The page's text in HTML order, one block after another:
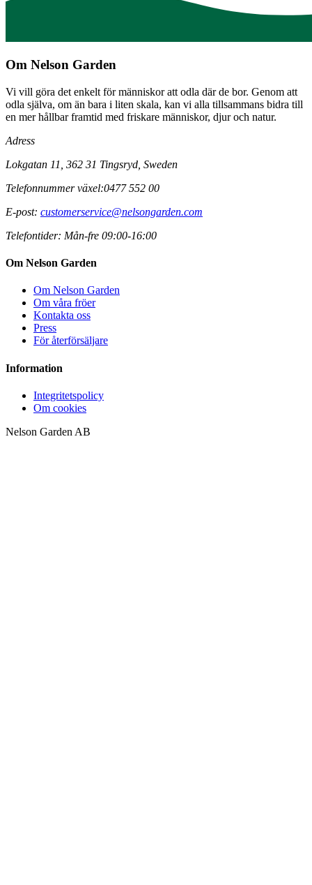
Om Nelson Garden
Vi vill göra det enkelt för människor att odla där de bor. Genom att
odla själva, om än bara i liten skala, kan vi alla tillsammans bidra till
en mer hållbar framtid med friskare människor, djur och natur.
Adress
Lokgatan 11, 362 31 Tingsryd, Sweden
Telefonnummer växel:0477 552 00
E-post: customerservice@nelsongarden.com
Telefontider: Mån-fre 09:00-16:00
Om Nelson Garden
Om Nelson Garden
Om våra fröer
Kontakta oss
Press
För återförsäljare
Information
Integritetspolicy
Om cookies
Nelson Garden AB